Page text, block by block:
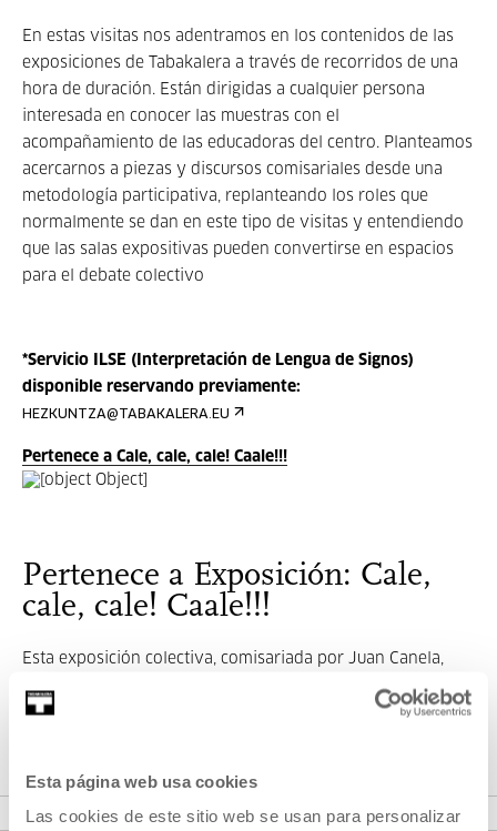
Esta página web usa cookies
Las cookies de este sitio web se usan para personalizar
En estas visitas nos adentramos en los contenidos de las
exposiciones de Tabakalera a través de recorridos de una
hora de duración. Están dirigidas a cualquier persona
interesada en conocer las muestras con el
acompañamiento de las educadoras del centro. Planteamos
acercarnos a piezas y discursos comisariales desde una
metodología participativa, replanteando los roles que
normalmente se dan en este tipo de visitas y entendiendo
que las salas expositivas pueden convertirse en espacios
para el debate colectivo
*Servicio ILSE (Interpretación de Lengua de Signos)
disponible reservando previamente:
HEZKUNTZA@TABAKALERA.EU
Pertenece a Cale, cale, cale! Caale!!!
Pertenece a Exposición: Cale,
cale, cale! Caale!!!
Esta exposición colectiva, comisariada por Juan Canela,
cuestiona cuál es el lugar de la magia, el ritual y lo irracional
en...
VER EXPOSICIÓN